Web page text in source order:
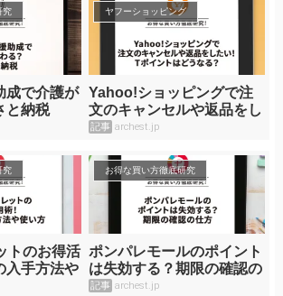
究
成で介護が
と納税
ヤフーショッピング
Yahoo!ショッピングで注
文のキャンセルや返品をし
たい！Tポイントはどうな
記事 archest.jp
究
トのお得活
入手方法や
お得な買い方徹底研究
ポンパレモールのポイント
は失効する？期限の確認の
仕方
記事 archest.jp